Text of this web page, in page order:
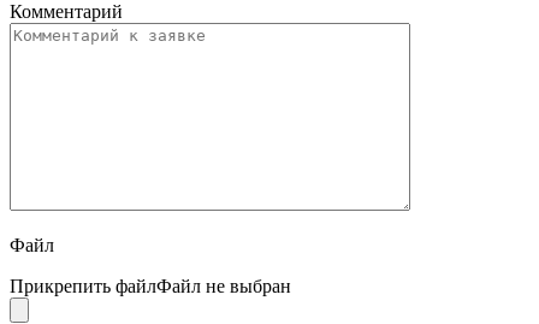
Комментарий
Файл
Прикрепить файлФайл не выбран